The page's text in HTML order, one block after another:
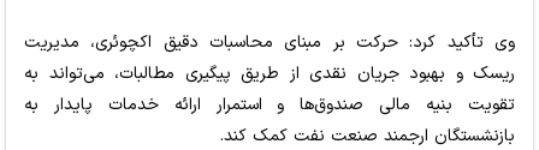
وی تأکید کرد: حرکت بر مبنای محاسبات دقیق اکچوئری، مدیریت
ریسک و بهبود جریان نقدی از طریق پیگیری مطالبات، می‌تواند به
تقویت بنیه مالی صندوق‌ها و استمرار ارائه خدمات پایدار به
بازنشستگان ارجمند صنعت نفت کمک کند.